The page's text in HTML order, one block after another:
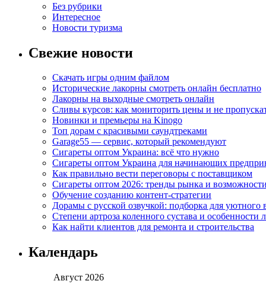
Без рубрики
Интересное
Новости туризма
Свежие новости
Скачать игры одним файлом
Исторические лакорны смотреть онлайн бесплатно
Лакорны на выходные смотреть онлайн
Сливы курсов: как мониторить цены и не
Новинки и премьеры на Kinogo
Топ дорам с красивыми саундтреками
Garage55 — сервис, который рекомендуют
Сигареты оптом Украина: всё что нужно
Сигареты оптом Украина для начинающих
Как правильно вести переговоры с поставщиком
Сигареты оптом 2026: тренды рынка и возможности
Обучение созданию контент-стратегии
Дорамы с русской озвучкой: подборка для уютного
Степени артроза коленного сустава и особенности
Как найти клиентов для ремонта и строительства
Календарь
Август 2026